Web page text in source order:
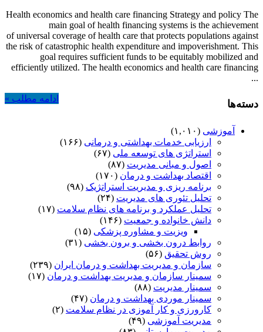
Health economics and health care financing Strategy and policy The
main goal of health financing systems is the achievement
of universal coverage of health care that protects populations against
the risk of catastrophic health expenditure and impoverishment. This
goal requires sufficient funds to be equitably mobilized and
efficiently utilized. The health economics and health care financing
...
ادامه مطلب » دسته‌ها
آموزشی (۱,۰۱۰)
ارزیابی خدمات بهداشتی و درمانی (۱۶۶)
استراتژی های توسعه ملی (۶۷)
اصول و مبانی مدیریت (۸۷)
اقتصاد بهداشت و درمان (۱۷۰)
برنامه ریزی و مدیریت استراتژیک (۹۸)
تحلیل تئوری های مدیریت (۲۴)
تحلیل عملکرد و برنامه های نظام سلامت (۱۷)
دانش خانواده و جمعیت (۱۴۶)
ویزیت و مشاوره پزشکی (۱۵)
روابط درون بخشی و برون بخشی (۳۱)
روش تحقیق (۵۶)
سازمان و مدیریت بهداشت و درمان ایران (۲۳۹)
سمینار سازمان و مدیریت بهداشت و درمان (۱۷)
سمینار مدیریت (۸۸)
سمینار موردی بهداشت و درمان (۴۷)
کارورزی و کار آموزی در نظام سلامت (۲)
مدیریت آموزشی (۴۹)